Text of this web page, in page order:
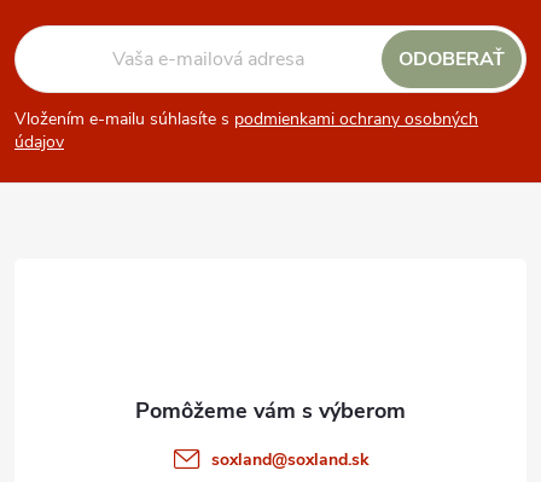
Z
á
p
Vložením e-mailu súhlasíte s podmienkami ochrany osobných
údajov
ODOBERAŤ
soxland@soxland.sk